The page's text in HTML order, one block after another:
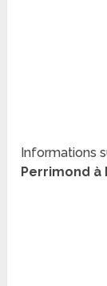
Informations
Perrimond à